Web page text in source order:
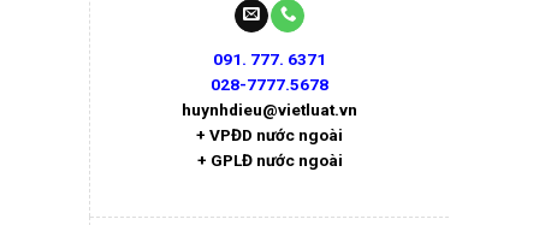
091. 777. 6371
028-7777.5678
huynhdieu@vietluat.vn
+ VPĐD nước ngoài
+ GPLĐ nước ngoài